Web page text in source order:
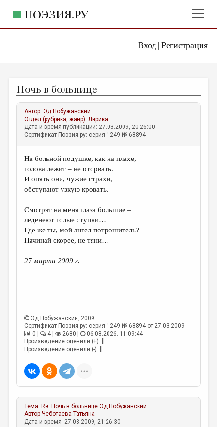
Вход| Регистрация
ПОЭЗИЯ.РУ
ЖАНРЫ
АВТОРЫ
КОММЕНТАРИИ
ЛИТСАЛОН
НОВОСТИ
ПРАВИЛА САЙТА
ИЗБРАННОЕ
ДАЙДЖЕСТ
ПЕРЕВОДЫ
КНИЖНАЯ ПОЛКА
ОБЗОР ЛИТЕРАТУРЫ
СТРАНИЦЫ ПАМЯТИ
ОБЪЯВЛЕНИЯ
РЕДКОЛЛЕГИЯ
ОТ РЕДАКЦИИ
Ночь в больнице
Автор: Эд Побужанский
Отдел (рубрика, жанр):Лирика
Дата и время публикации: 27.03.2009, 20:26:00
Сертификат Поэзия.ру: серия 1249 № 68894
На больной подушке, как на плахе,
голова лежит – не оторвать.
И опять они, чужие страхи,
обступают узкую кровать.
Смотрят на меня глаза большие –
леденеют голые ступни…
Где же ты, мой ангел-потрошитель?
Начинай скорее, не тяни…
27 марта 2009 г.
Эд Побужанский, 2009
Сертификат Поэзия.ру: серия 1249 № 68894 от 27.03.2009
0 |
4 | 2680 |
06.08.2026. 11:09:44
Произведение оценили (+): []
Произведение оценили (-): []
Тема: Re: Ночь в больнице Эд Побужанский
АвторЧеботаева Татьяна
Дата и время: 27.03.2009, 21:26:30